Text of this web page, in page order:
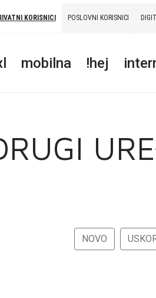
KORISNICI POSLOVNI KORISNICI
mobilna !hej
NOVO